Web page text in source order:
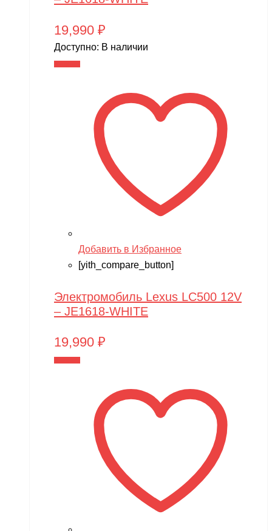
19,990 ₽
Доступно: В наличии
Добавить в Избранное
[yith_compare_button]
Электромобиль Lexus LC500 12V
– JE1618-WHITE
19,990 ₽